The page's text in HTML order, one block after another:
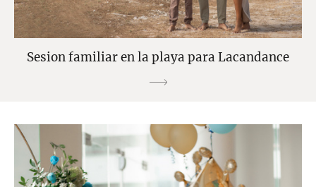
Sesion familiar en la playa para Lacandance